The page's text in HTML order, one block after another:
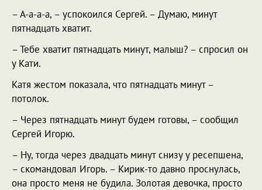
– А-а-а-а, – успокоился Сергей. – Думаю, минут
пятнадцать хватит.
– Тебе хватит пятнадцать минут, малыш? – спросил он
у Кати.
Катя жестом показала, что пятнадцать минут –
потолок.
– Через пятнадцать минут будем готовы, – сообщил
Сергей Игорю.
– Ну, тогда через двадцать минут снизу у ресепшена,
– скомандовал Игорь. – Кирик-то давно проснулась,
она просто меня не будила. Золотая девочка, просто